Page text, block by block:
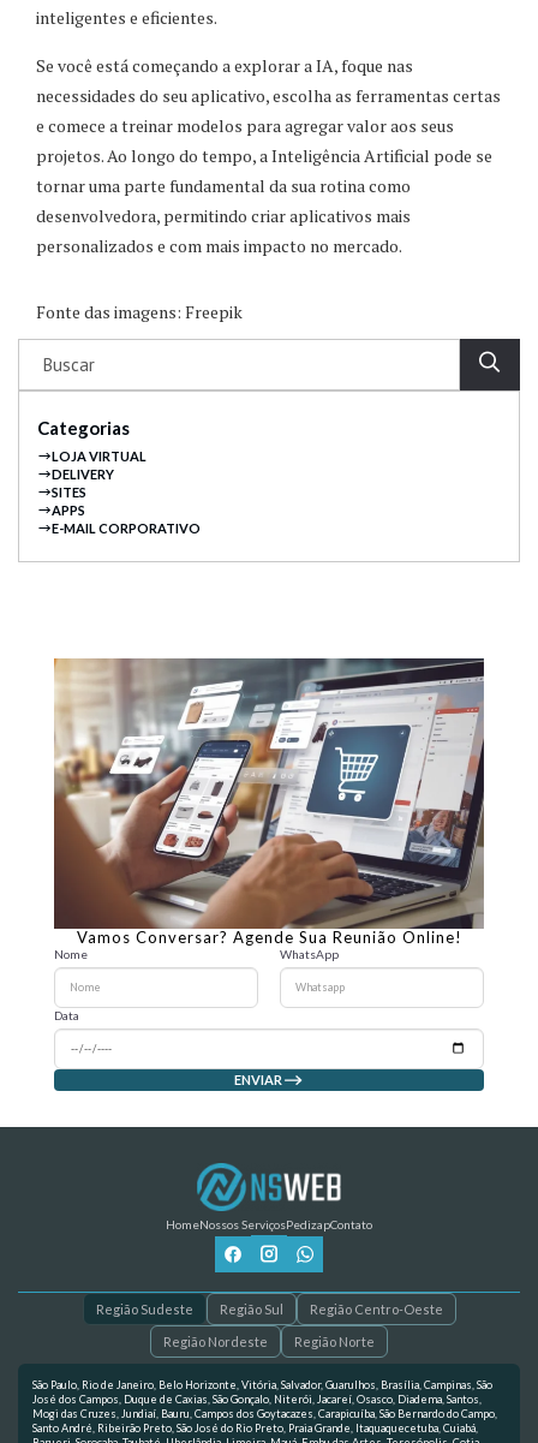
Categorias
LOJA VIRTUAL
DELIVERY
SITES
APPS
E-MAIL CORPORATIVO
inteligentes e eficientes.
Se você está começando a explorar a IA, foque nas
necessidades do seu aplicativo, escolha as ferramentas certas
e comece a treinar modelos para agregar valor aos seus
projetos. Ao longo do tempo, a Inteligência Artificial pode se
tornar uma parte fundamental da sua rotina como
desenvolvedora, permitindo criar aplicativos mais
personalizados e com mais impacto no mercado.
Fonte das imagens: Freepik
Vamos Conversar? Agende Sua Reunião Online!
Nome WhatsApp
Data
ENVIAR
HomeNossos ServiçosPedizapContato
Região Sudeste Região Sul Região Centro-Oeste
Região Nordeste Região Norte
São Paulo, Rio de Janeiro, Belo Horizonte, Vitória, Salvador, Guarulhos, Brasília, Campinas, São
José dos Campos, Duque de Caxias, São Gonçalo, Niterói, Jacareí, Osasco, Diadema, Santos,
Mogi das Cruzes, Jundiaí, Bauru, Campos dos Goytacazes, Carapicuíba, São Bernardo do Campo,
Santo André, Ribeirão Preto, São José do Rio Preto, Praia Grande, Itaquaquecetuba, Cuiabá,